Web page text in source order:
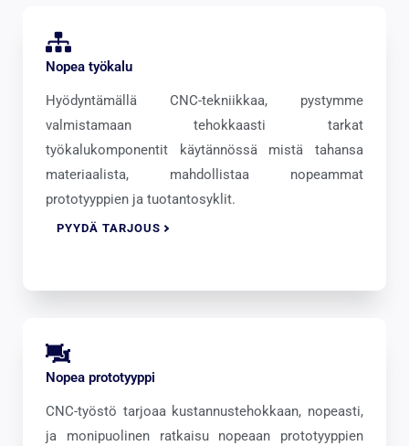
Nopea työkalu
Hyödyntämällä CNC-tekniikkaa, pystymme
valmistamaan tehokkaasti tarkat
työkalukomponentit käytännössä mistä tahansa
materiaalista, mahdollistaa nopeammat
prototyyppien ja tuotantosyklit.
PYYDÄ TARJOUS
Nopea prototyyppi
CNC-työstö tarjoaa kustannustehokkaan, nopeasti,
ja monipuolinen ratkaisu nopeaan prototyyppien